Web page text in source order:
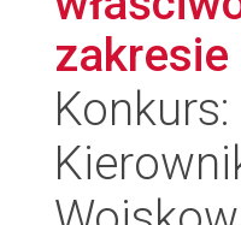
Konkurs: